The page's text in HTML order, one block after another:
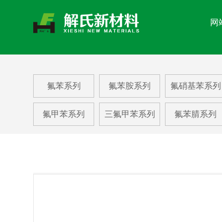
网
关于我们
About us
产品中心
Product center
新闻中心
News center
氟苯系列 氟苯胺系列 氟硝基苯系列
氟甲苯系列 三氟甲苯系列 氟苯腈系列